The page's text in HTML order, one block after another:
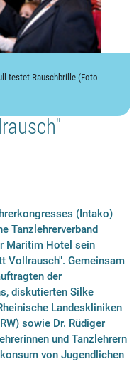
testet Rauschbrille (Foto
(Intako)
Tanzlehrerverband
Maritim Hotel sein
Vollrausch". Gemeinsam
der
diskutierten Silke
Landeskliniken
sowie Dr. Rüdiger
und Tanzlehrern
von Jugendlichen